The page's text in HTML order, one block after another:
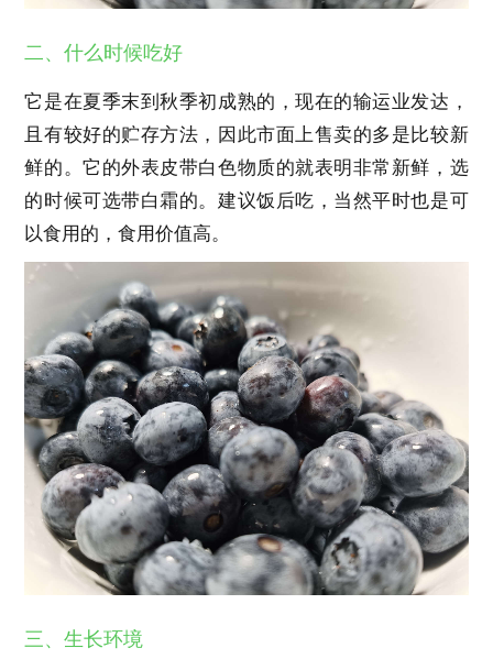
二、什么时候吃好
它是在夏季末到秋季初成熟的，现在的输运业发达，
且有较好的贮存方法，因此市面上售卖的多是比较新
鲜的。它的外表皮带白色物质的就表明非常新鲜，选
的时候可选带白霜的。建议饭后吃，当然平时也是可
以食用的，食用价值高。
三、生长环境